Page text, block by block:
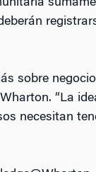
sobre
“La
necesitan